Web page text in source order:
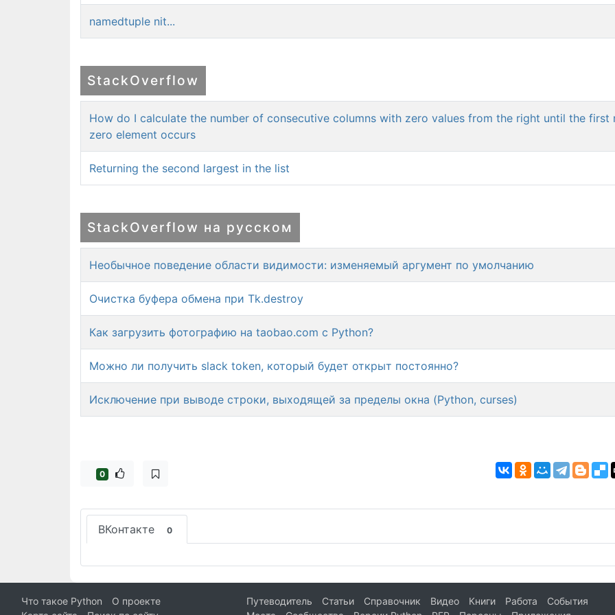
namedtuple nit...
StackOverflow
How do I calculate the number of consecutive columns with zero values from the right until the first
zero element occurs
Returning the second largest in the list
StackOverflow на русском
Необычное поведение области видимости: изменяемый аргумент по умолчанию
Очистка буфера обмена при Tk.destroy
Как загрузить фотографию на taobao.com с Python?
Можно ли получить slack token, который будет открыт постоянно?
Исключение при выводе строки, выходящей за пределы окна (Python, curses)
0
ВКонтакте 0
Что такое Python
О проекте
Путеводитель Статьи Справочник Видео Книги Работа
События